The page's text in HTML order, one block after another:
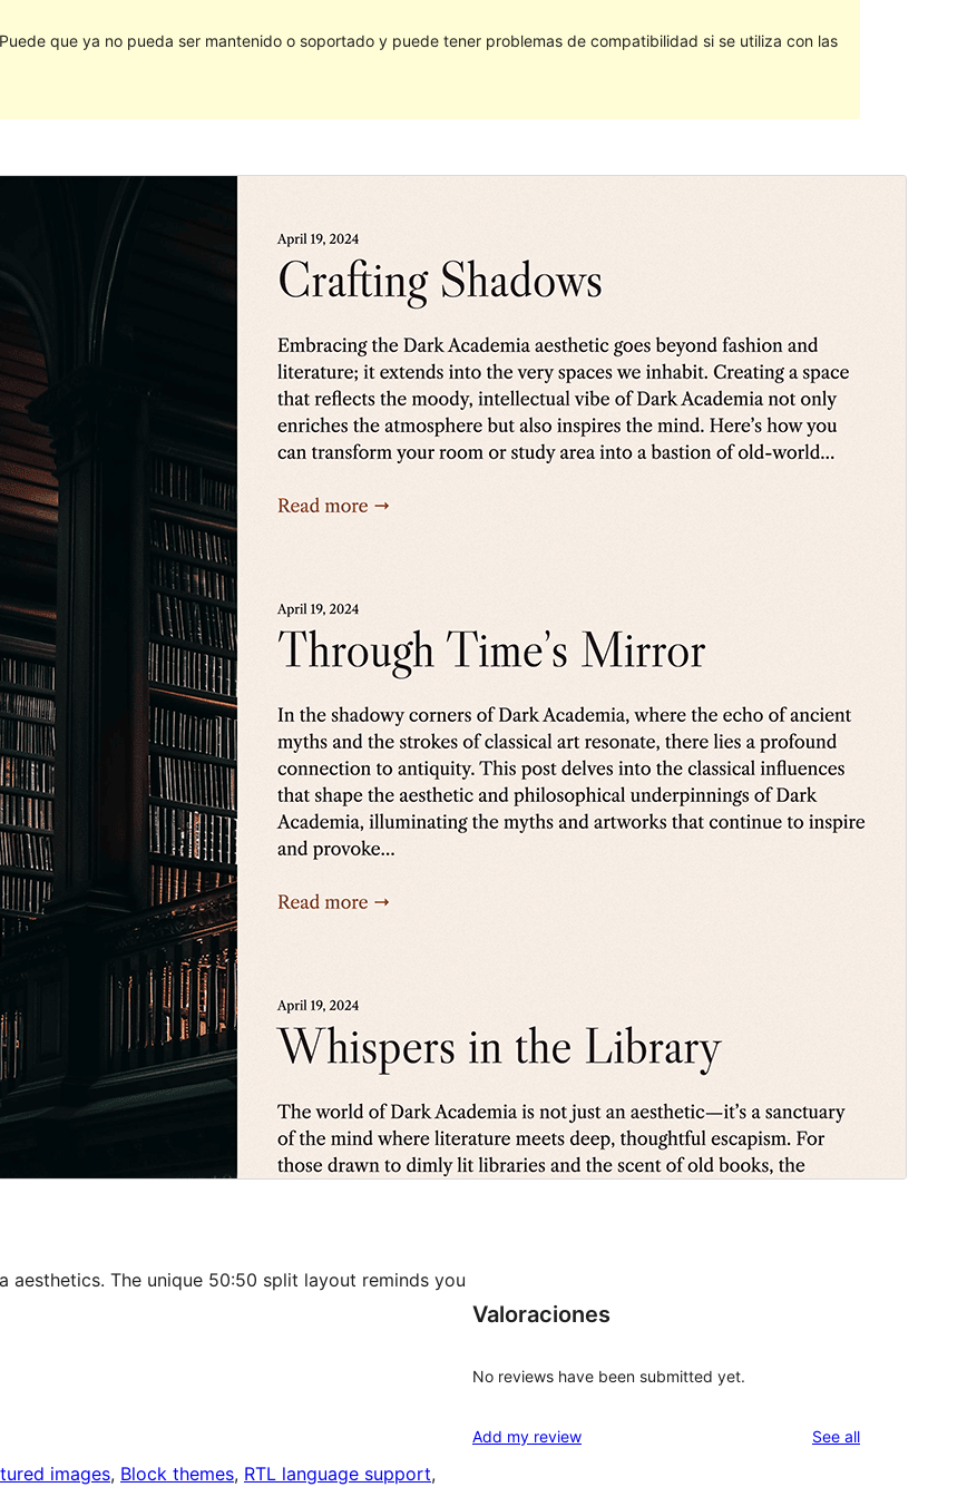
que ya no pueda ser mantenido o soportado y puede tener problemas de compatibilidad si se utiliza con las
Last updated
Active installations
PHP version
Theme homepage
aesthetics. The unique 50:50 split layout reminds you
images, Block themes, RTL language support
Valoraciones
No reviews have been submitted yet.
Add my review See allreviews